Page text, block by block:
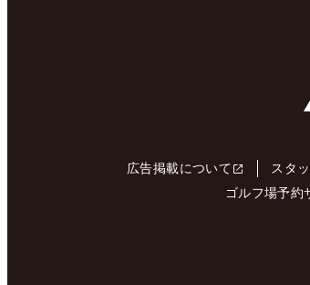
広告掲載について スタ
ゴルフ場予約